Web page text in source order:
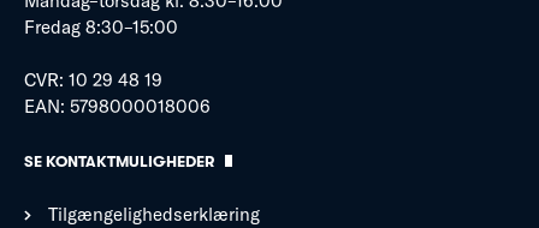
Fredag 8:30–15:00
CVR: 10 29 48 19
EAN: 5798000018006
SE KONTAKTMULIGHEDER
Tilgængelighedserklæring